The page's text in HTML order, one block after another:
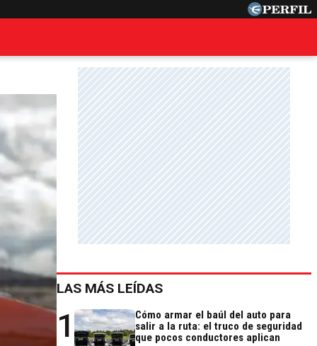
LAS MÁS LEÍDAS
1
Cómo armar el baúl del auto para
salir a la ruta: el truco de seguridad
que pocos conductores aplican